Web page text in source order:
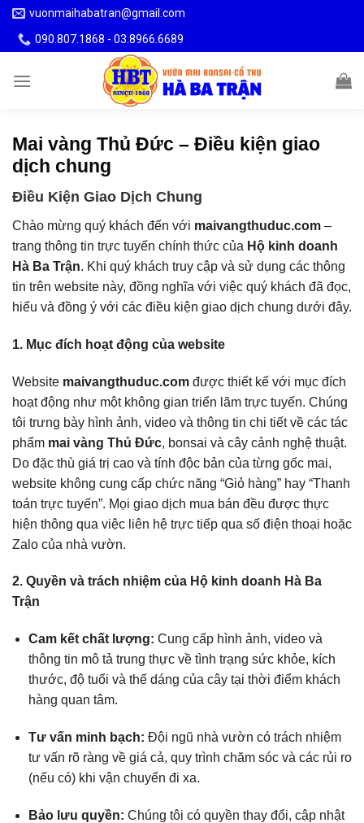
Skip
content
vuonmaihabatran@gmail.com
090.807.1868 - 03.8966.6689
Mai vàng Thủ Đức – Điều kiện giao
dịch chung
Điều Kiện Giao Dịch Chung
Chào mừng quý khách đến với maivangthuduc.com –
trang thông tin trực tuyến chính thức của Hộ kinh doanh
Hà Ba Trận. Khi quý khách truy cập và sử dụng các thông
tin trên website này, đồng nghĩa với việc quý khách đã đọc,
hiểu và đồng ý với các điều kiện giao dịch chung dưới đây.
1. Mục đích hoạt động của website
Website maivangthuduc.com được thiết kế với mục đích
hoạt động như một không gian triển lãm trực tuyến. Chúng
tôi trưng bày hình ảnh, video và thông tin chi tiết về các tác
phẩm mai vàng Thủ Đức, bonsai và cây cảnh nghệ thuật.
Do đặc thù giá trị cao và tính độc bản của từng gốc mai,
website không cung cấp chức năng “Giỏ hàng” hay “Thanh
toán trực tuyến”. Mọi giao dịch mua bán đều được thực
hiện thông qua việc liên hệ trực tiếp qua số điện thoại hoặc
Zalo của nhà vườn.
2. Quyền và trách nhiệm của Hộ kinh doanh Hà Ba
Trận
Cam kết chất lượng: Cung cấp hình ảnh, video và
thông tin mô tả trung thực về tình trạng sức khỏe, kích
thước, độ tuổi và thế dáng của cây tại thời điểm khách
hàng quan tâm.
Tư vấn minh bạch: Đội ngũ nhà vườn có trách nhiệm
tư vấn rõ ràng về giá cả, quy trình chăm sóc và các rủi ro
(nếu có) khi vận chuyển đi xa.
Bảo lưu quyền: Chúng tôi có quyền thay đổi, cập nhật